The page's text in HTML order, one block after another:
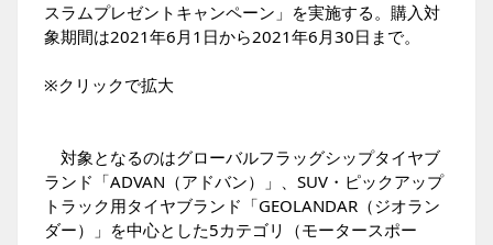
スラムプレゼントキャンペーン」を実施する。購入対
象期間は2021年6月1日から2021年6月30日まで。
※クリックで拡大
対象となるのはグローバルフラッグシップタイヤブ
ランド「ADVAN（アドバン）」、SUV・ピックアップ
トラック用タイヤブランド「GEOLANDAR（ジオラン
ダー）」を中心とした5カテゴリ（モータースポー